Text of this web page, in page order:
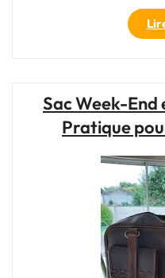
Sac Week-End
Pratique